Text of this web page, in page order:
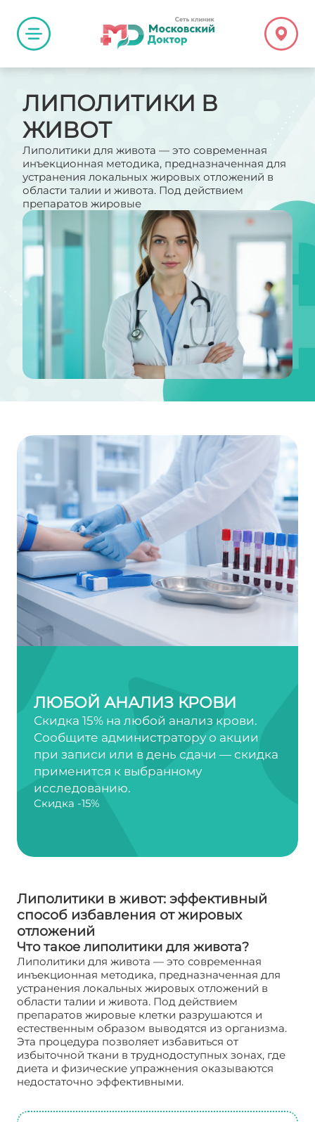
ЛИПОЛИТИКИ В
ЖИВОТ
Липолитики для живота — это современная
инъекционная методика, предназначенная для
устранения локальных жировых отложений в
области талии и живота. Под действием
препаратов жировые
ЛЮБОЙ АНАЛИЗ КРОВИ
Скидка 15% на любой анализ крови.
Сообщите администратору о акции
при записи или в день сдачи — скидка
применится к выбранному
исследованию.
Скидка -15%
Липолитики в живот: эффективный
способ избавления от жировых
отложений
Что такое липолитики для живота?
Липолитики для живота — это современная
инъекционная методика, предназначенная для
устранения локальных жировых отложений в
области талии и живота. Под действием
препаратов жировые клетки разрушаются и
естественным образом выводятся из организма.
Эта процедура позволяет избавиться от
избыточной ткани в труднодоступных зонах, где
диета и физические упражнения оказываются
недостаточно эффективными.